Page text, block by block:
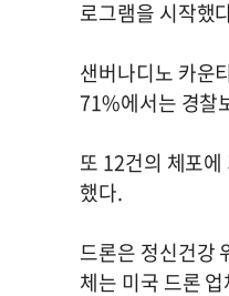
로그램을 시작했
샌버나디노 카운
71%에서는 경찰
또 12건의 체포
했다.
드론은 정신건강
체는 미국 드론